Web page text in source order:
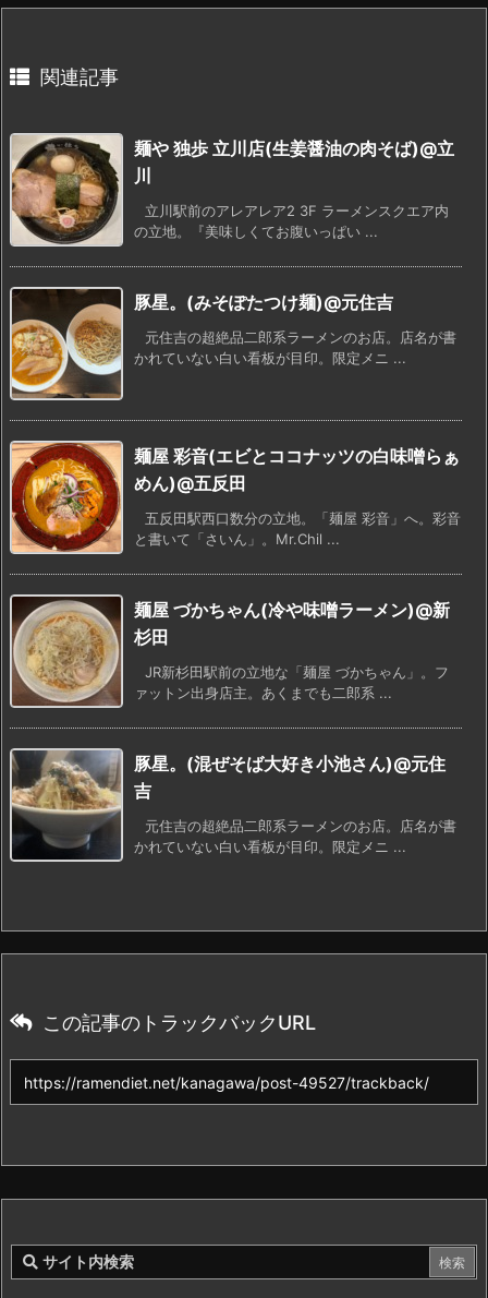
関連記事
麺や 独歩 立川店(生姜醤油の肉そば)@立
川
立川駅前のアレアレア2 3F ラーメンスクエア内
の立地。『美味しくてお腹いっぱい ...
豚星。(みそぽたつけ麺)@元住吉
元住吉の超絶品二郎系ラーメンのお店。店名が書
かれていない白い看板が目印。限定メニ ...
麺屋 彩音(エビとココナッツの白味噌らぁ
めん)@五反田
五反田駅西口数分の立地。「麺屋 彩音」へ。彩音
と書いて「さいん」。Mr.Chil ...
麺屋 づかちゃん(冷や味噌ラーメン)@新
杉田
JR新杉田駅前の立地な「麺屋 づかちゃん」。フ
ァットン出身店主。あくまでも二郎系 ...
豚星。(混ぜそば大好き小池さん)@元住
吉
元住吉の超絶品二郎系ラーメンのお店。店名が書
かれていない白い看板が目印。限定メニ ...
この記事のトラックバックURL